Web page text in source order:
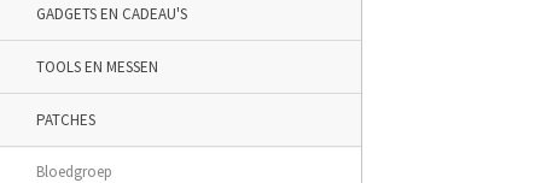
GADGETS EN CADEAU'S
TOOLS EN MESSEN
PATCHES
Bloedgroep